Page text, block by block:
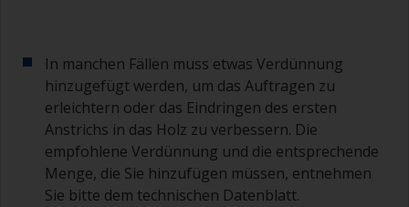
In manchen Fällen muss etwas Verdünnung
hinzugefügt werden, um das Auftragen zu
erleichtern oder das Eindringen des ersten
Anstrichs in das Holz zu verbessern. Die
empfohlene Verdünnung und die entsprechende
Menge, die Sie hinzufügen müssen, entnehmen
Sie bitte dem technischen Datenblatt.